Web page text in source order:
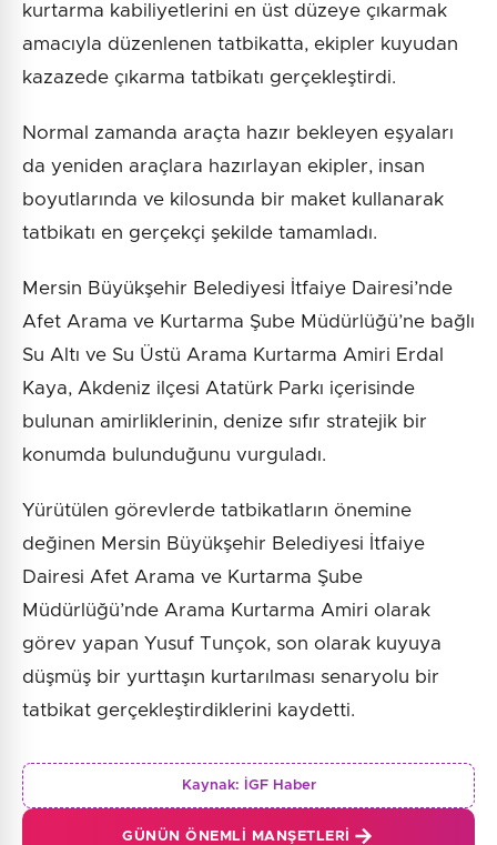
kurtarma kabiliyetlerini en üst düzeye çıkarmak
amacıyla düzenlenen tatbikatta, ekipler kuyudan
kazazede çıkarma tatbikatı gerçekleştirdi.
Normal zamanda araçta hazır bekleyen eşyaları
da yeniden araçlara hazırlayan ekipler, insan
boyutlarında ve kilosunda bir maket kullanarak
tatbikatı en gerçekçi şekilde tamamladı.
Mersin Büyükşehir Belediyesi İtfaiye Dairesi’nde
Afet Arama ve Kurtarma Şube Müdürlüğü’ne bağlı
Su Altı ve Su Üstü Arama Kurtarma Amiri Erdal
Kaya, Akdeniz ilçesi Atatürk Parkı içerisinde
bulunan amirliklerinin, denize sıfır stratejik bir
konumda bulunduğunu vurguladı.
Yürütülen görevlerde tatbikatların önemine
değinen Mersin Büyükşehir Belediyesi İtfaiye
Dairesi Afet Arama ve Kurtarma Şube
Müdürlüğü’nde Arama Kurtarma Amiri olarak
görev yapan Yusuf Tunçok, son olarak kuyuya
düşmüş bir yurttaşın kurtarılması senaryolu bir
tatbikat gerçekleştirdiklerini kaydetti.
Kaynak: İGF Haber
GÜNÜN ÖNEMLI MANŞETLERI